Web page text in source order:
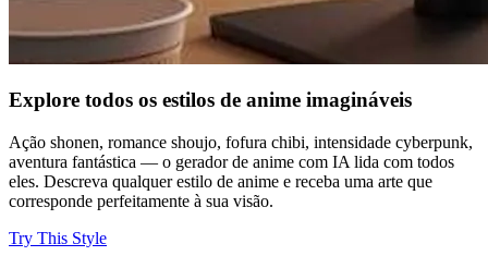
Explore todos os estilos de anime imagináveis
Ação shonen, romance shoujo, fofura chibi, intensidade cyberpunk,
aventura fantástica — o gerador de anime com IA lida com todos
eles. Descreva qualquer estilo de anime e receba uma arte que
corresponde perfeitamente à sua visão.
Try This Style